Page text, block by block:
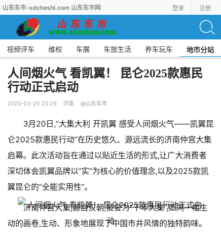
山东车市-sdcheshi.com 山东车市网 登录 注册
视频评车 维权 车展 车旅生活 养车玩车 地市分站
人间烟火气 看凯翼！ 昆仑2025款惠民
行动正式启动
2025-03-20 20:29 济南 @山东车市
3月20日,“大集大利 开凯翼 感受人间烟火气——凯翼昆
仑2025款惠民行动”在历史悠久、源远流长的济南仲宫大集
启幕。此次活动旨在通过以贴近生活的形式,让广大消费者
深切体会凯翼品牌以“实”为核心的价值理念,以及2025款凯
翼昆仑的“全能实用性”。
济南仲宫大集,源自汉朝,被誉为“千年大集”,如同一幅生
动的画卷,生动、形象地展现了中国市井风情的独特韵味。